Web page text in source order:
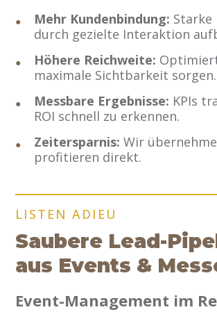
Mehr Kundenbindung: Starke
durch gezielte Interaktion
Höhere Reichweite:
maximale Sichtbarkeit sorgen.
Messbare Ergebnisse: KPIs
ROI schnell zu erkennen.
Zeitersparnis:Wir
profitieren direkt.
LISTEN ADIEU
Saubere Lead-
aus Events &
Event-Management im